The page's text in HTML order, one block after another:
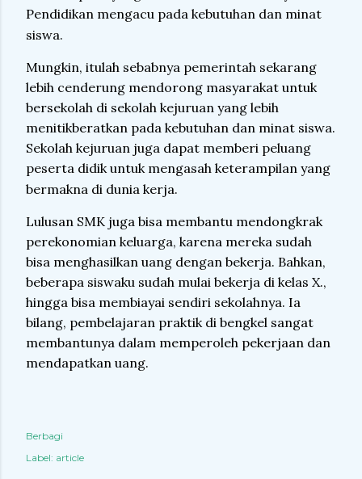
Pendidikan mengacu pada kebutuhan dan minat
siswa.
Mungkin, itulah sebabnya pemerintah sekarang
lebih cenderung mendorong masyarakat untuk
bersekolah di sekolah kejuruan yang lebih
menitikberatkan pada kebutuhan dan minat siswa.
Sekolah kejuruan juga dapat memberi peluang
peserta didik untuk mengasah keterampilan yang
bermakna di dunia kerja.
Lulusan SMK juga bisa membantu mendongkrak
perekonomian keluarga, karena mereka sudah
bisa menghasilkan uang dengan bekerja. Bahkan,
beberapa siswaku sudah mulai bekerja di kelas X.,
hingga bisa membiayai sendiri sekolahnya. Ia
bilang, pembelajaran praktik di bengkel sangat
membantunya dalam memperoleh pekerjaan dan
mendapatkan uang.
Berbagi
Label: article